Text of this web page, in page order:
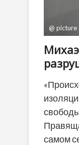
@
самом